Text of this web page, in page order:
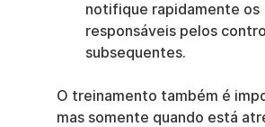
notifique rapidamente os
responsáveis pelos
subsequentes.
O treinamento também é
mas somente quando está